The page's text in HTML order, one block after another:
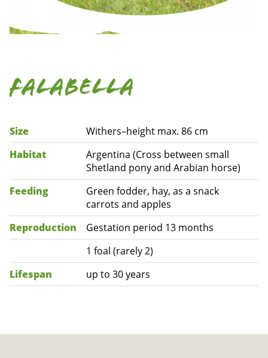
Falabella
Size
Withers–height max. 86 cm
Habitat
Argentina (Cross between small
Shetland pony and Arabian horse)
Feeding
Green fodder, hay, as a snack
carrots and apples
Reproduction
Gestation period 13 months
1 foal (rarely 2)
Lifespan
up to 30 years